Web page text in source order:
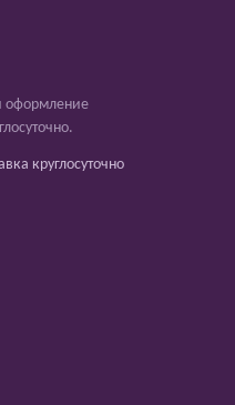
оформление
круглосуточно